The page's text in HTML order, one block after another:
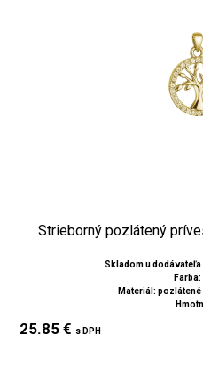
Strieborný pozlátený
Skladom u
Materiál:
25.85 € s DPH